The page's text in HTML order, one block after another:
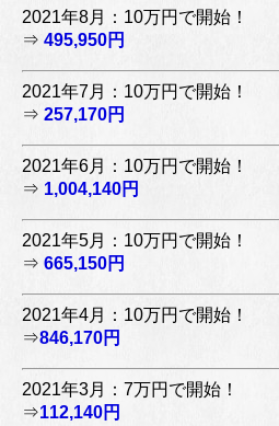
2021年8月：10万円で開始！
⇒ 495,950円
2021年7月：10万円で開始！
⇒ 257,170円
2021年6月：10万円で開始！
⇒ 1,004,140円
2021年5月：10万円で開始！
⇒ 665,150円
2021年4月：10万円で開始！
⇒846,170円
2021年3月：7万円で開始！
⇒112,140円